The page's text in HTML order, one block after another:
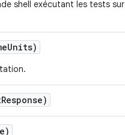
shell exécutant les tests sur
Units)
Response)